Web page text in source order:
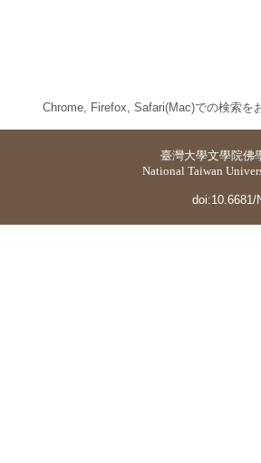
Chrome, Firefox, Safari(Mac)での検索を
臺灣大學文學院佛
National Taiwan
doi:10.6681/